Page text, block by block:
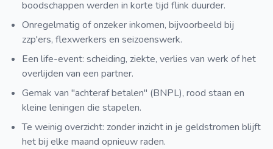
boodschappen werden in korte tijd flink duurder.
Onregelmatig of onzeker inkomen, bijvoorbeeld bij
zzp'ers, flexwerkers en seizoenswerk.
Een life-event: scheiding, ziekte, verlies van werk of het
overlijden van een partner.
Gemak van "achteraf betalen" (BNPL), rood staan en
kleine leningen die stapelen.
Te weinig overzicht: zonder inzicht in je geldstromen blijft
het bij elke maand opnieuw raden.